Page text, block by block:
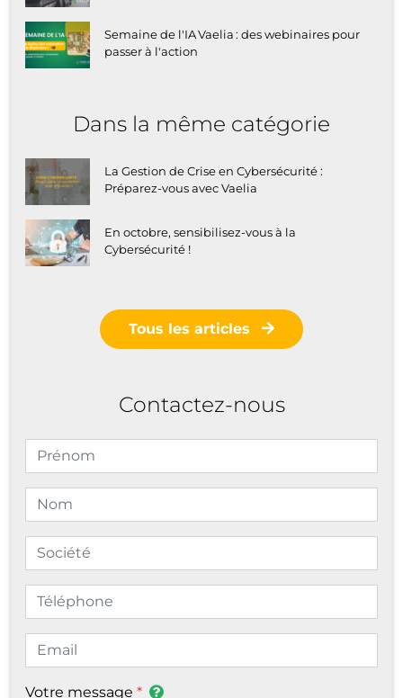
Semaine de l'IA Vaelia : des webinaires pour
passer à l'action
Dans la même catégorie
La Gestion de Crise en Cybersécurité :
Préparez-vous avec Vaelia
En octobre, sensibilisez-vous à la
Cybersécurité !
Tous les articles
Contactez-nous
Votre message